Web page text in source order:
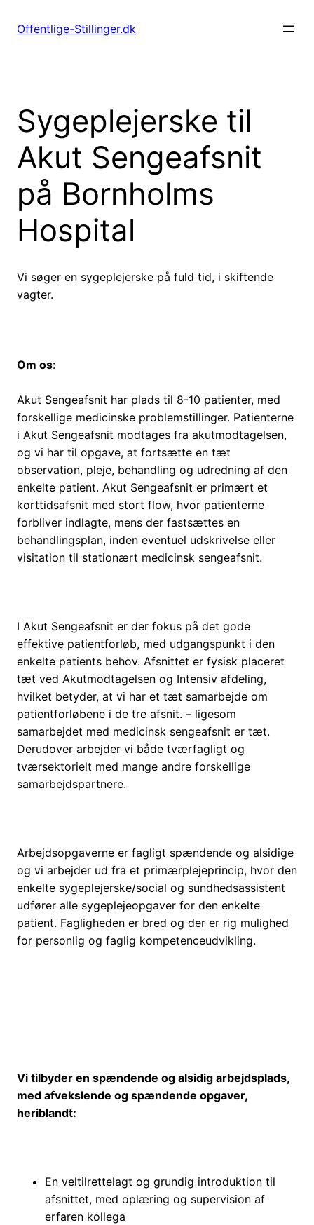
Offentlige-Stillinger.dk
Sygeplejerske til
Akut Sengeafsnit
på Bornholms
Hospital
Vi søger en sygeplejerske på fuld tid, i skiftende
vagter.
Om os:
Akut Sengeafsnit har plads til 8-10 patienter, med
forskellige medicinske problemstillinger. Patienterne
i Akut Sengeafsnit modtages fra akutmodtagelsen,
og vi har til opgave, at fortsætte en tæt
observation, pleje, behandling og udredning af den
enkelte patient. Akut Sengeafsnit er primært et
korttidsafsnit med stort flow, hvor patienterne
forbliver indlagte, mens der fastsættes en
behandlingsplan, inden eventuel udskrivelse eller
visitation til stationært medicinsk sengeafsnit.
I Akut Sengeafsnit er der fokus på det gode
effektive patientforløb, med udgangspunkt i den
enkelte patients behov. Afsnittet er fysisk placeret
tæt ved Akutmodtagelsen og Intensiv afdeling,
hvilket betyder, at vi har et tæt samarbejde om
patientforløbene i de tre afsnit. – ligesom
samarbejdet med medicinsk sengeafsnit er tæt.
Derudover arbejder vi både tværfagligt og
tværsektorielt med mange andre forskellige
samarbejdspartnere.
Arbejdsopgaverne er fagligt spændende og alsidige
og vi arbejder ud fra et primærplejeprincip, hvor den
enkelte sygeplejerske/social og sundhedsassistent
udfører alle sygeplejeopgaver for den enkelte
patient. Fagligheden er bred og der er rig mulighed
for personlig og faglig kompetenceudvikling.
Vi tilbyder en spændende og alsidig arbejdsplads,
med afvekslende og spændende opgaver,
heriblandt:
En veltilrettelagt og grundig introduktion til
afsnittet, med oplæring og supervision af
erfaren kollega